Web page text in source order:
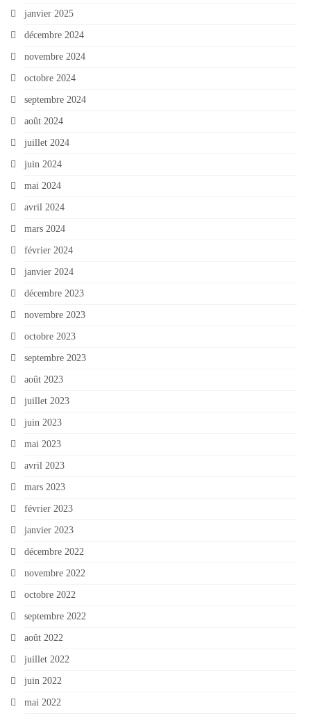
janvier 2025
décembre 2024
novembre 2024
octobre 2024
septembre 2024
août 2024
juillet 2024
juin 2024
mai 2024
avril 2024
mars 2024
février 2024
janvier 2024
décembre 2023
novembre 2023
octobre 2023
septembre 2023
août 2023
juillet 2023
juin 2023
mai 2023
avril 2023
mars 2023
février 2023
janvier 2023
décembre 2022
novembre 2022
octobre 2022
septembre 2022
août 2022
juillet 2022
juin 2022
mai 2022